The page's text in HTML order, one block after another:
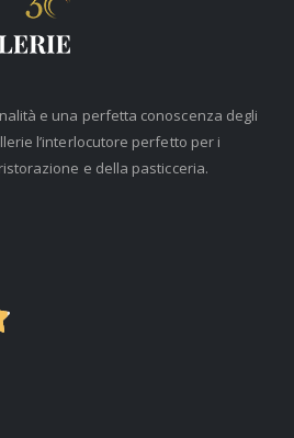
e una perfetta conoscenza degli
l’interlocutore perfetto per i
e della pasticceria.